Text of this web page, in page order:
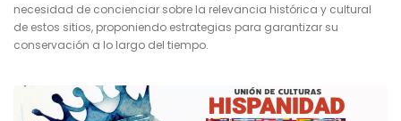
necesidad de concienciar sobre la relevancia histórica y cultural
de estos sitios, proponiendo estrategias para garantizar su
conservación a lo largo del tiempo.